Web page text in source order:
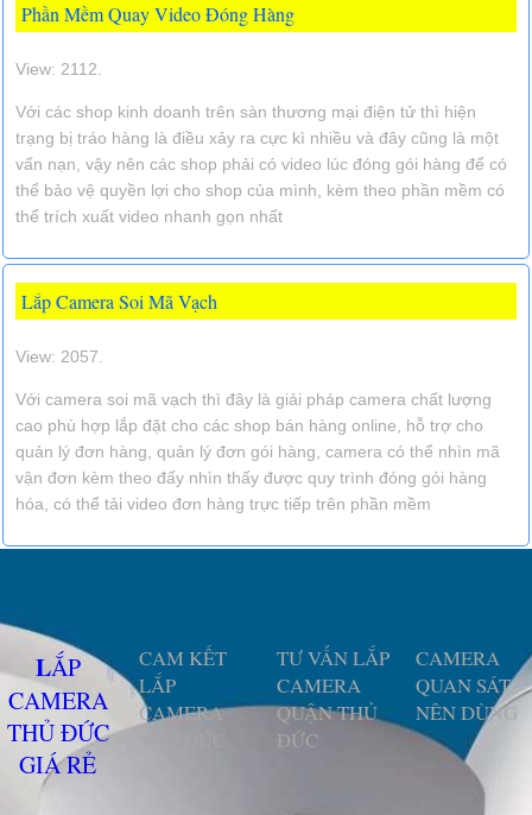
Phần Mềm Quay Video Đóng Hàng
View: 2112.
Với các shop kinh doanh trên sàn thương mại điện tử thì hiện
trạng bị tráo hàng là điều xảy ra cực kì nhiều và đây cũng là một
vấn nạn, vậy nên các shop phải có video lúc đóng gói hàng để có
thể bảo vệ quyền lợi cho shop của mình, kèm theo phần mềm có
thể trích xuất video nhanh gọn nhất
Lắp Camera Soi Mã Vạch
View: 2057.
Với camera soi mã vạch thì đây là giải pháp camera chất lượng
cao phù hợp lắp đặt cho các shop bán hàng online, hỗ trợ cho
quản lý đơn hàng, quản lý đơn gói hàng, camera có thể nhìn mã
vận đơn kèm theo đấy nhìn thấy được quy trình đóng gói hàng
hóa, có thể tải video đơn hàng trực tiếp trên phần mềm
LẮP
CAMERA
THỦ ĐỨC
GIÁ RẺ
CAM KẾT
LẮP
CAMERA
TƯ VẤN LẮP
CAMERA
QUẬN THỦ
ĐỨC
CAMERA
QUAN SÁT
NÊN DÙNG